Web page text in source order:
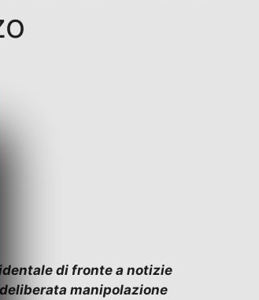
di fronte a notizie
manipolazione